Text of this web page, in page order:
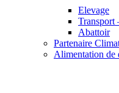
Elevage
Transport
Abattoir
Partenaire
Alimentation de